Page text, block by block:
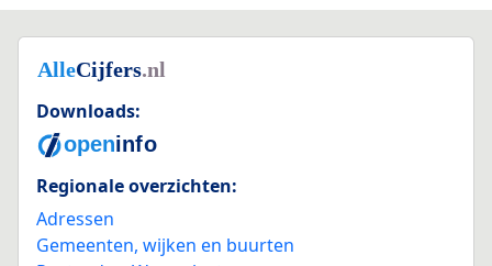
Downloads:
Regionale overzichten:
Adressen
Gemeenten, wijken en buurten